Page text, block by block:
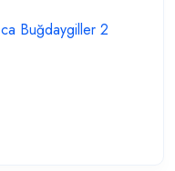
Buğdaygiller 2